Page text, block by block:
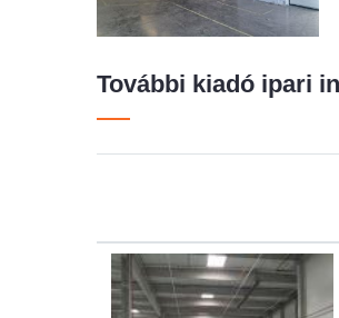
További kiadó ipari